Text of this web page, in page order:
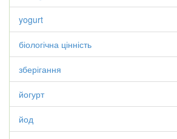
yogurt
біологічна цінність
зберігання
йогурт
йод